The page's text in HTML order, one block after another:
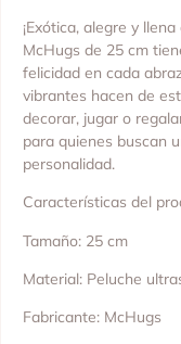
¡Exótica, alegre y
McHugs de 25 cm
felicidad en cada
vibrantes hacen de
decorar, jugar o
para quienes buscan
personalidad.
Características del
Tamaño: 25 cm
Material: Peluche
Fabricante: McHugs